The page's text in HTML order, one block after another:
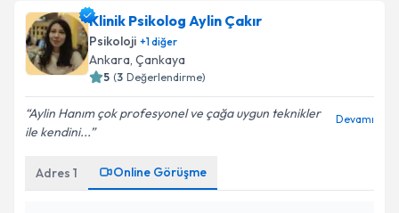
Klinik Psikolog Aylin Çakır
Psikoloji +1diğer
Ankara, Çankaya
5 (3 Değerlendirme)
Aylin Hanım çok profesyonel ve çağa uygun teknikler
ile kendini...
Devamı
Adres 1 Online Görüşme